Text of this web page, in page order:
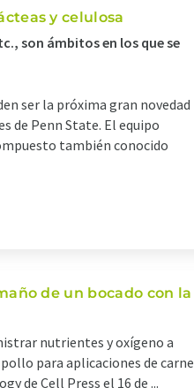
y celulosa
son ámbitos en los que se
ser la próxima gran novedad
de Penn State. El equipo
también conocido
de un bocado con la
nutrientes y oxígeno a
para aplicaciones de carne
de Cell Press el 16 de ...